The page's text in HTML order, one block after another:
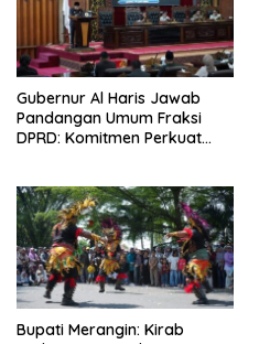
Gubernur Al Haris Jawab
Pandangan Umum Fraksi
DPRD: Komitmen Perkuat
Bupati Merangin: Kirab